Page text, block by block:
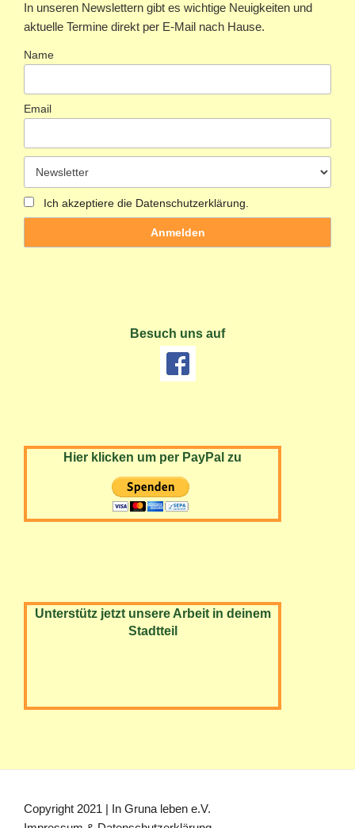
In unseren Newslettern gibt es wichtige Neuigkeiten und
aktuelle Termine direkt per E-Mail nach Hause.
Name
Email
Ich akzeptiere die Datenschutzerklärung.
Besuch uns auf
Hier klicken um per PayPal zu
Unterstütz jetzt unsere Arbeit in deinem
Stadtteil
Copyright 2021 | In Gruna leben e.V.